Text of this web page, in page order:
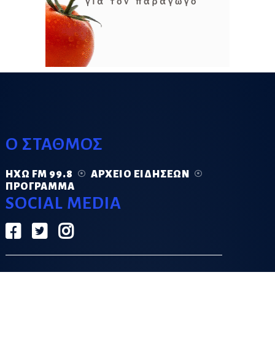
Ο ΣΤΑΘΜΟΣ
ΗΧΏ FM 99.8
ΑΡΧΕΊΟ ΕΙΔΉΣΕΩΝ
ΠΡΌΓΡΑΜΜΑ
SOCIAL MEDIA